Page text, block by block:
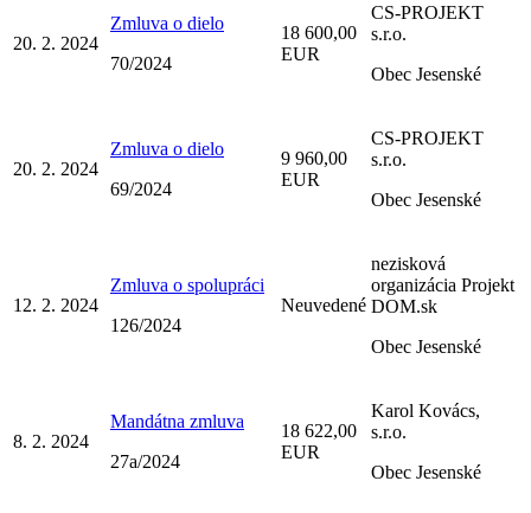
20. 2. 2024
Zmluva o dielo
70/2024
18 600,00
EUR
CS-PROJEKT
s.r.o.
Obec Jesenské
20. 2. 2024
Zmluva o dielo
69/2024
9 960,00
EUR
CS-PROJEKT
s.r.o.
Obec Jesenské
12. 2. 2024
Zmluva o spolupráci
126/2024
Neuvedené
nezisková
organizácia Projekt
DOM.sk
Obec Jesenské
8. 2. 2024
Mandátna zmluva
27a/2024
18 622,00
EUR
Karol Kovács,
s.r.o.
Obec Jesenské